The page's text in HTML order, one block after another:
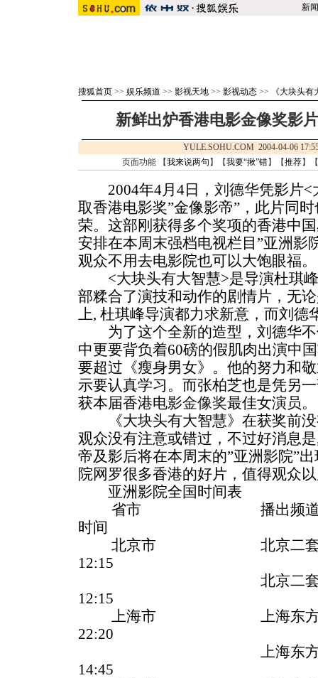
新闻
搜狐首页 >> 娱乐频道 >> 影视天地 >> 影视动态 >> 《大块头
新鲜出炉香港电影金像奖影
YULE.SOHU.COM 2004-04-06
页面功能 【我来说两句 】【我要“揪”错】【推荐】
2004年4月4日， 刘德华凭影片<
取香港电影奖”金像影帝”，此片同
荣。这部刚获得多个奖项的香港中
安排在本周末强档电视栏目”亚洲影
观众不用去电影院也可以大饱眼福。
<大块头有大智慧>是导演杜琪峰
部糅合了演技和动作的剧情片，无
上, 杜琪峰导演都力求新意，而刘
为了这个全新的造型，刘德华不
中更要背负着60磅的假肌肉出演中
要超过《瘦身男女》。他的努力和
示要认真学习。而张柏芝也是凭另
获本届香港电影金像奖最佳女演员。
《大块头有大智慧》在获奖前没
观众没有注意或错过，不过好消息
帝及影后将在本周末的”亚洲影院”
院网罗很多香港的好片，值得观众
亚洲影院全国时间表
省市 播出
时间
北京市 北京二套(
12:15
北京二套(文艺
12:15
上海市 上海东方电视
22:20
上海东方电视台(
14:45